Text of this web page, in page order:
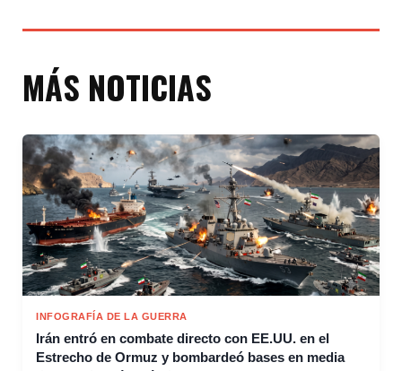
MÁS NOTICIAS
INFOGRAFÍA DE LA GUERRA
Irán entró en combate directo con EE.UU. en el
Estrecho de Ormuz y bombardeó bases en media